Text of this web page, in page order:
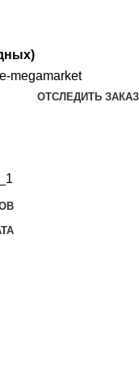
ОТСЛЕДИТЬ ЗАКАЗ